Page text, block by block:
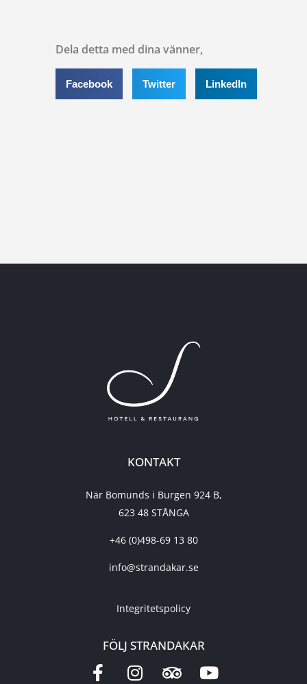
Dela detta med dina vänner,
Facebook Twitter LinkedIn
KONTAKT
När Bomunds i Burgen 924 B,
623 48 STÅNGA
+46 (0)498-69 13 80
info@strandakar.se
Integritetspolicy
FÖLJ STRANDAKAR